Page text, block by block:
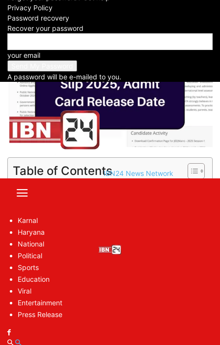
Privacy Policy
Password recovery
Recover your password
your email
A password will be e-mailed to you.
IBN24 News Network
Karnal
Haryana
National
Political
Sports
Education
Viral
Entertainment
Press Release
Facebook
Table of Contents
JEE Main Exam to be Held in Cities: जेईई
परीक्षा पास करना जरूरी है
परीक्षा कब होगी?
JEE Main Exam to be Held in Cities: फोटो में
सुधार का आखिरी मौका
JEE Main Exam to be Held in Cities: जेईई मेन
एडमिट कार्ड कैसे डाउनलोड करें?
JEE Main Exam to be Held in
Cities: जेईई परीक्षा पास करना जरूरी है